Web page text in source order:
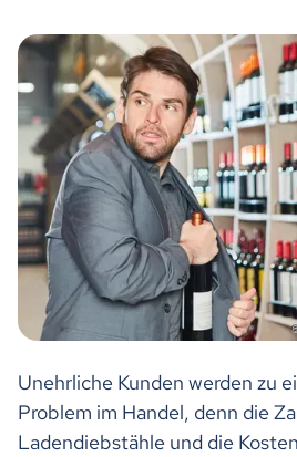
Unehrliche Kunden werden zu
Problem im Handel, denn die
Ladendiebstähle und die